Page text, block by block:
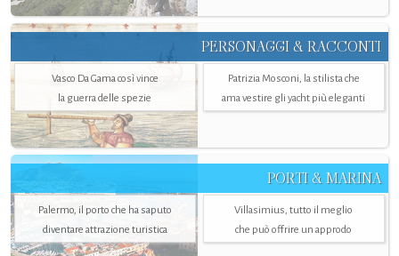
PERSONAGGI & RACCONTI
Vasco Da Gama così vince
la guerra delle spezie
Patrizia Mosconi, la stilista che
ama vestire gli yacht più eleganti
PORTI & MARINA
Palermo, il porto che ha saputo
diventare attrazione turistica
Villasimius, tutto il meglio
che può offrire un approdo